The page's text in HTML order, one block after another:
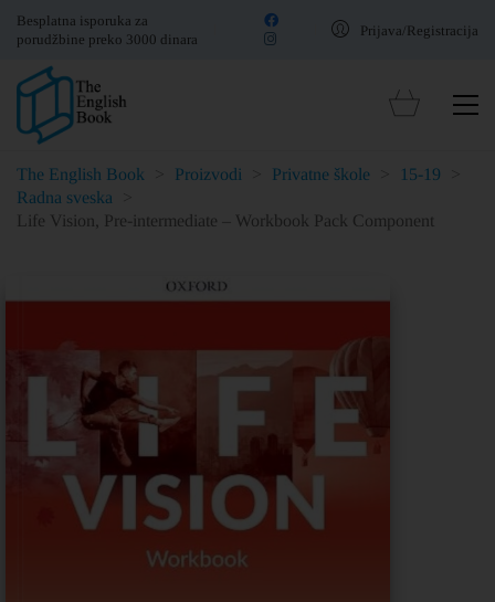
Besplatna isporuka za
porudžbine preko 3000 dinara
Prijava/Registracija
The English Book Proizvodi Privatne škole 15-19
Radna sveska
Life Vision, Pre-intermediate – Workbook Pack Component